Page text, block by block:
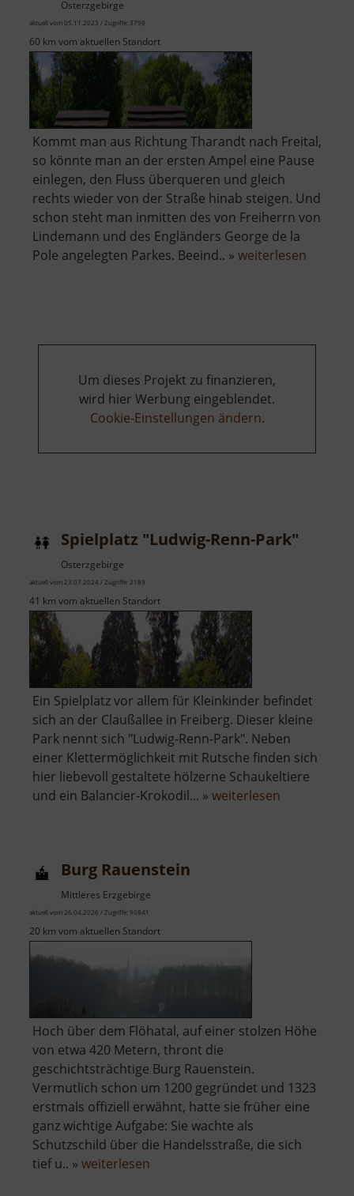
Osterzgebirge
aktuell vom 05.11.2023 / Zugriffe: 3798
60 km vom aktuellen Standort
Kommt man aus Richtung Tharandt nach Freital,
so könnte man an der ersten Ampel eine Pause
einlegen, den Fluss überqueren und gleich
rechts wieder von der Straße hinab steigen. Und
schon steht man inmitten des von Freiherrn von
Lindemann und des Engländers George de la
Pole angelegten Parkes. Beeind.. » weiterlesen
Um dieses Projekt zu finanzieren,
wird hier Werbung eingeblendet.
Cookie-Einstellungen ändern.
Spielplatz "Ludwig-Renn-Park"
Osterzgebirge
aktuell vom 23.07.2024 / Zugriffe: 2189
41 km vom aktuellen Standort
Ein Spielplatz vor allem für Kleinkinder befindet
sich an der Claußallee in Freiberg. Dieser kleine
Park nennt sich "Ludwig-Renn-Park". Neben
einer Klettermöglichkeit mit Rutsche finden sich
hier liebevoll gestaltete hölzerne Schaukeltiere
und ein Balancier-Krokodil... » weiterlesen
Burg Rauenstein
Mittleres Erzgebirge
aktuell vom 26.04.2026 / Zugriffe: 90841
20 km vom aktuellen Standort
Hoch über dem Flöhatal, auf einer stolzen Höhe
von etwa 420 Metern, thront die
geschichtsträchtige Burg Rauenstein.
Vermutlich schon um 1200 gegründet und 1323
erstmals offiziell erwähnt, hatte sie früher eine
ganz wichtige Aufgabe: Sie wachte als
Schutzschild über die Handelsstraße, die sich
tief u.. » weiterlesen